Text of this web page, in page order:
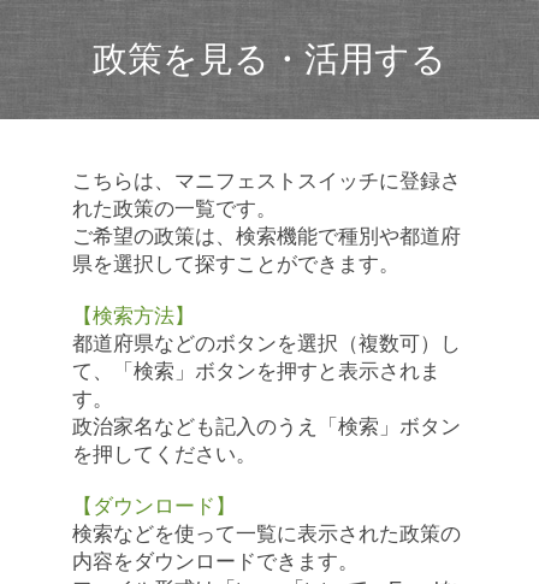
政策を見る・活用する
こちらは、マニフェストスイッチに登録さ
れた政策の一覧です。
ご希望の政策は、検索機能で種別や都道府
県を選択して探すことができます。
【検索方法】
都道府県などのボタンを選択（複数可）し
て、「検索」ボタンを押すと表示されま
す。
政治家名なども記入のうえ「検索」ボタン
を押してください。
【ダウンロード】
検索などを使って一覧に表示された政策の
内容をダウンロードできます。